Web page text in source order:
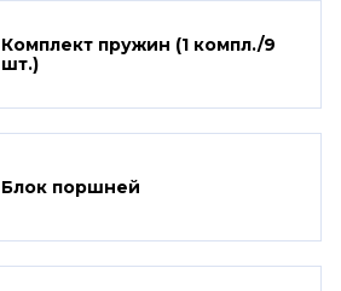
Комплект пружин (1 компл./9
шт.)
Блок поршней